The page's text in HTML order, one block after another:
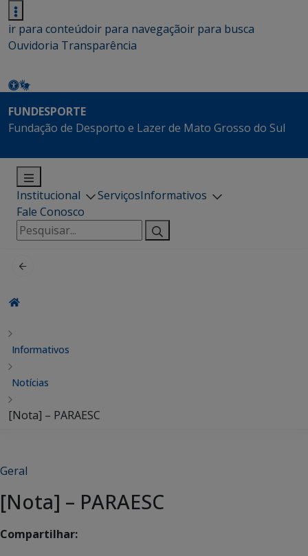
ir para conteúdoir para navegaçãoir para busca
Ouvidoria Transparência
FUNDESPORTE
Fundação de Desporto e Lazer de Mato Grosso do Sul
Institucional ServiçosInformativos
Fale Conosco
Pesquisar
por:
Informativos
Notícias
[Nota] – PARAESC
Geral
[Nota] – PARAESC
Compartilhar: